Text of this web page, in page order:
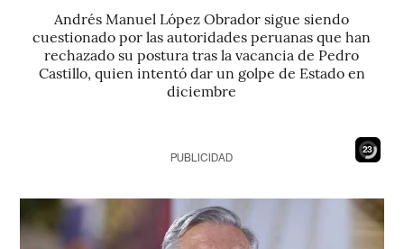
Andrés Manuel López Obrador sigue siendo
cuestionado por las autoridades peruanas que han
rechazado su postura tras la vacancia de Pedro
Castillo, quien intentó dar un golpe de Estado en
diciembre
21
PUBLICIDAD